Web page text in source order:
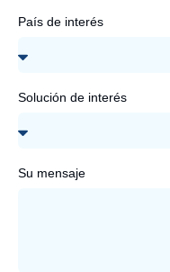
País de interés
Solución de interés
Su mensaje